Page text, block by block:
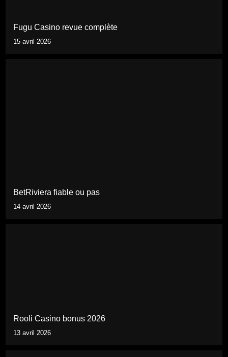
Fugu Casino revue complète
15 avril 2026
BetRiviera fiable ou pas
14 avril 2026
Rooli Casino bonus 2026
13 avril 2026